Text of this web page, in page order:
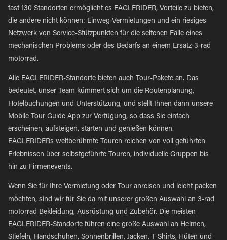
fast 130 Standorten ermöglicht es EAGLERIDER, Vorteile zu bieten,
die andere nicht können: Einweg-Vermietungen und ein riesiges
Netzwerk von Service-Stützpunkten für die seltenen Fälle eines
mechanischen Problems oder des Bedarfs an einem Ersatz-3-rad
motorrad.
Alle EAGLERIDER-Standorte bieten auch Tour-Pakete an. Das
bedeutet, unser Team kümmert sich um die Routenplanung,
Hotelbuchungen und Unterstützung, und stellt Ihnen dann unsere
Mobile Tour Guide App zur Verfügung, so dass Sie einfach
erscheinen, aufsteigen, starten und genießen können.
EAGLERIDERs weltberühmte Touren reichen von voll geführten
Erlebnissen über selbstgeführte Touren, individuelle Gruppen bis
hin zu Firmenevents.
Wenn Sie für Ihre Vermietung oder Tour anreisen und leicht packen
möchten, sind wir für Sie da mit unserer großen Auswahl an 3-rad
motorrad Bekleidung, Ausrüstung und Zubehör. Die meisten
EAGLERIDER-Standorte führen eine große Auswahl an Helmen,
Stiefeln, Handschuhen, Sonnenbrillen, Jacken, T-Shirts, Hüten und